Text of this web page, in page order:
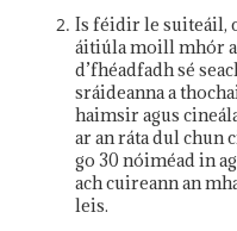
Is féidir le suiteáil,
áitiúla moill mhór
d’fhéadfadh sé
sráideanna a
haimsir agus
ar an ráta dul chun
go 30 nóiméad in
ach cuireann an
leis.